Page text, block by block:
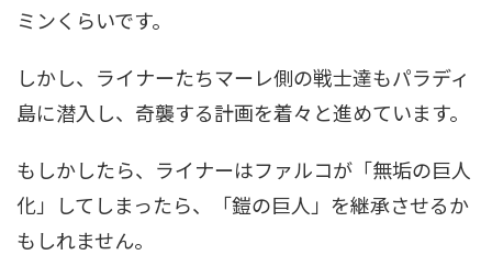
ミンくらいです。
しかし、ライナーたちマーレ側の戦士達もパラディ
島に潜入し、奇襲する計画を着々と進めています。
もしかしたら、ライナーはファルコが「無垢の巨人
化」してしまったら、「鎧の巨人」を継承させるか
もしれません。